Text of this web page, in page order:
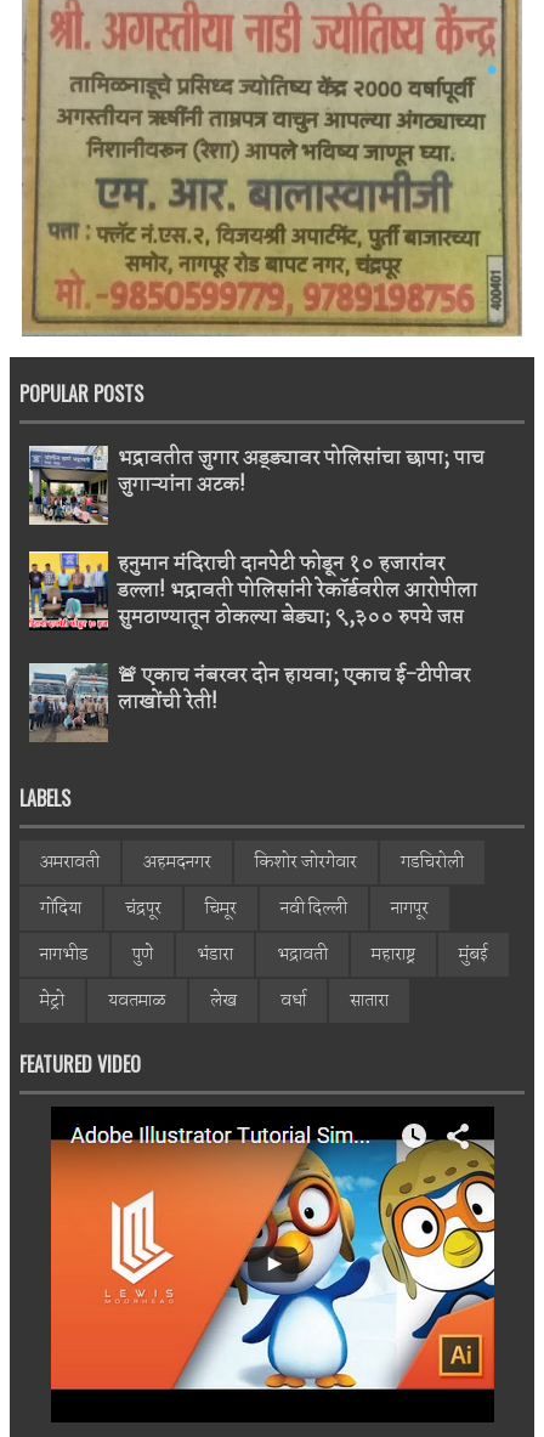
POPULAR POSTS
भद्रावतीत जुगार अड्ड्यावर पोलिसांचा छापा; पाच
जुगाऱ्यांना अटक!
हनुमान मंदिराची दानपेटी फोडून १० हजारांवर
डल्ला! भद्रावती पोलिसांनी रेकॉर्डवरील आरोपीला
सुमठाण्यातून ठोकल्या बेड्या; ९,३०० रुपये जप्त
🚨 एकाच नंबरवर दोन हायवा; एकाच ई-टीपीवर
लाखोंची रेती!
LABELS
अमरावती अहमदनगर किशोर जोरगेवार
गडचिरोली
गोंदिया
चंद्रपूर चिमूर नवी दिल्ली
नागपूर
नागभीड
पुणे भंडारा भद्रावती महाराष्ट्र
मुंबई
मेट्रो
यवतमाळ लेख वर्धा सातारा
FEATURED VIDEO